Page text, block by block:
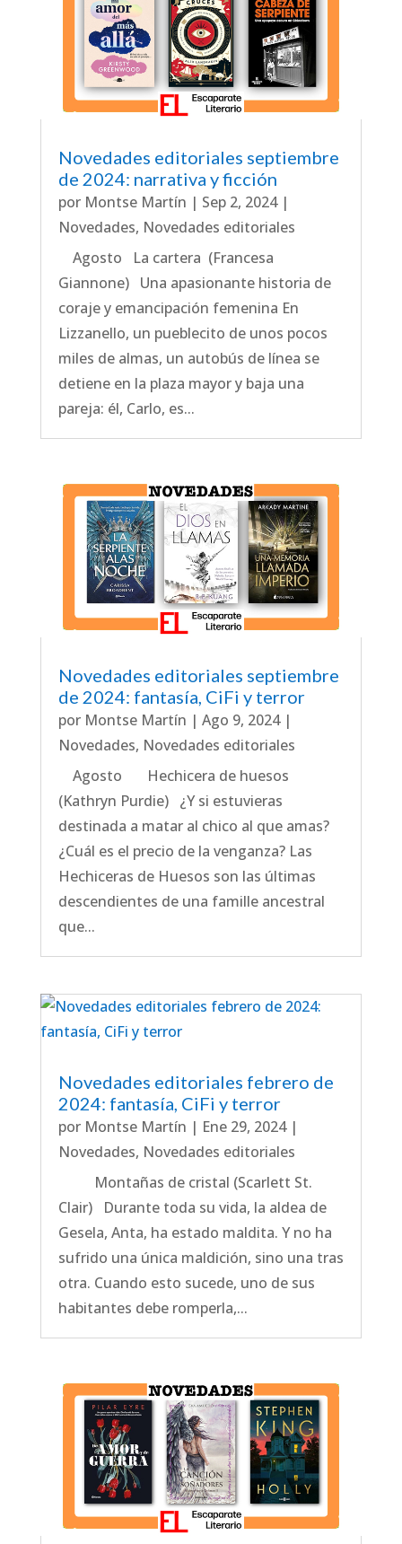
Novedades editoriales septiembre
de 2024: narrativa y ficción
por Montse Martín | Sep 2, 2024|
Novedades, Novedades editoriales
Agosto La cartera (Francesa
Giannone) Una apasionante historia de
coraje y emancipación femenina En
Lizzanello, un pueblecito de unos pocos
miles de almas, un autobús de línea se
detiene en la plaza mayor y baja una
pareja: él, Carlo, es...
Novedades editoriales septiembre
de 2024: fantasía, CiFi y terror
por Montse Martín | Ago 9, 2024|
Novedades, Novedades editoriales
Agosto Hechicera de huesos
(Kathryn Purdie) ¿Y si estuvieras
destinada a matar al chico al que amas?
¿Cuál es el precio de la venganza? Las
Hechiceras de Huesos son las últimas
descendientes de una famille ancestral
que...
Novedades editoriales febrero de
2024: fantasía, CiFi y terror
por Montse Martín | Ene 29, 2024|
Novedades, Novedades editoriales
Montañas de cristal (Scarlett St.
Clair) Durante toda su vida, la aldea de
Gesela, Anta, ha estado maldita. Y no ha
sufrido una única maldición, sino una tras
otra. Cuando esto sucede, uno de sus
habitantes debe romperla,...